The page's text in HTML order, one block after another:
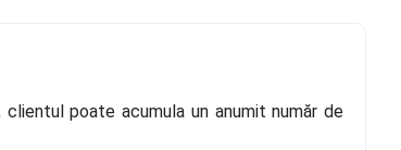
poate acumula un anumit număr de